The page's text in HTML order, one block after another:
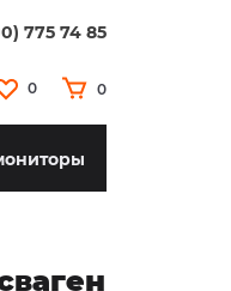
775 74 85
0 0